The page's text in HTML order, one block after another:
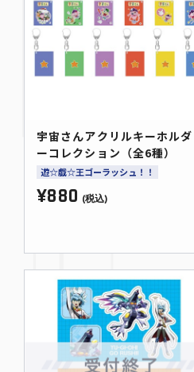
宇宙さんアクリルキーホルダ
ーコレクション（全6種）
遊☆戯☆王ゴーラッシュ！！
¥880 (税込)